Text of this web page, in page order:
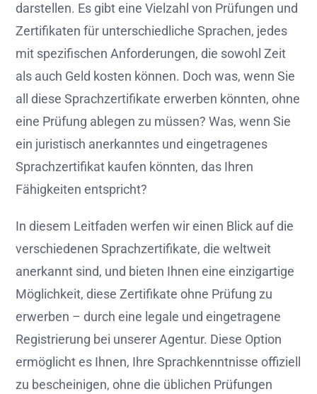
darstellen. Es gibt eine Vielzahl von Prüfungen und
Zertifikaten für unterschiedliche Sprachen, jedes
mit spezifischen Anforderungen, die sowohl Zeit
als auch Geld kosten können. Doch was, wenn Sie
all diese Sprachzertifikate erwerben könnten, ohne
eine Prüfung ablegen zu müssen? Was, wenn Sie
ein juristisch anerkanntes und eingetragenes
Sprachzertifikat kaufen könnten, das Ihren
Fähigkeiten entspricht?
In diesem Leitfaden werfen wir einen Blick auf die
verschiedenen Sprachzertifikate, die weltweit
anerkannt sind, und bieten Ihnen eine einzigartige
Möglichkeit, diese Zertifikate ohne Prüfung zu
erwerben – durch eine legale und eingetragene
Registrierung bei unserer Agentur. Diese Option
ermöglicht es Ihnen, Ihre Sprachkenntnisse offiziell
zu bescheinigen, ohne die üblichen Prüfungen